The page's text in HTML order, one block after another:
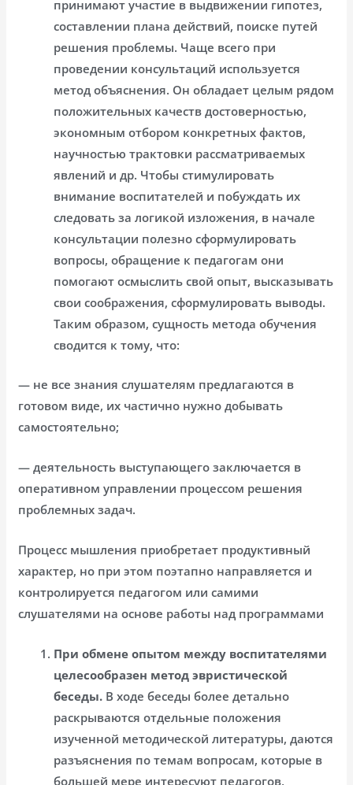
принимают участие в выдвижении гипотез,
составлении плана действий, поиске путей
решения проблемы. Чаще всего при
проведении консультаций используется
метод объяснения. Он обладает целым рядом
положительных качеств достоверностью,
экономным отбором конкретных фактов,
научностью трактовки рассматриваемых
явлений и др. Чтобы стимулировать
внимание воспитателей и побуждать их
следовать за логикой изложения, в начале
консультации полезно сформулировать
вопросы, обращение к педагогам они
помогают осмыслить свой опыт, высказывать
свои соображения, сформулировать выводы.
Таким образом, сущность метода обучения
сводится к тому, что:
— не все знания слушателям предлагаются в
готовом виде, их частично нужно добывать
самостоятельно;
— деятельность выступающего заключается в
оперативном управлении процессом решения
проблемных задач.
Процесс мышления приобретает продуктивный
характер, но при этом поэтапно направляется и
контролируется педагогом или самими
слушателями на основе работы над программами
При обмене опытом между воспитателями
целесообразен метод эвристической
беседы. В ходе беседы более детально
раскрываются отдельные положения
изученной методической литературы, даются
разъяснения по темам вопросам, которые в
большей мере интересуют педагогов,